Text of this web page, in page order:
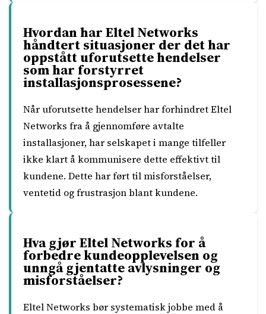
Hvordan har Eltel Networks
håndtert situasjoner der det har
oppstått uforutsette hendelser
som har forstyrret
installasjonsprosessene?
Når uforutsette hendelser har forhindret Eltel
Networks fra å gjennomføre avtalte
installasjoner, har selskapet i mange tilfeller
ikke klart å kommunisere dette effektivt til
kundene. Dette har ført til misforståelser,
ventetid og frustrasjon blant kundene.
Hva gjør Eltel Networks for å
forbedre kundeopplevelsen og
unngå gjentatte avlysninger og
misforståelser?
Eltel Networks bør systematisk jobbe med å